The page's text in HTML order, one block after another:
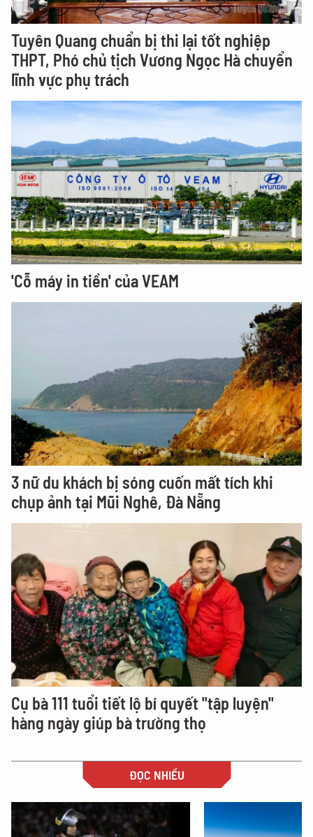
Tuyên Quang chuẩn bị thi lại tốt nghiệp
THPT, Phó chủ tịch Vương Ngọc Hà chuyển
lĩnh vực phụ trách
'Cỗ máy in tiền' của VEAM
3 nữ du khách bị sóng cuốn mất tích khi
chụp ảnh tại Mũi Nghê, Đà Nẵng
Cụ bà 111 tuổi tiết lộ bí quyết "tập luyện"
hàng ngày giúp bà trường thọ
ĐỌC NHIỀU